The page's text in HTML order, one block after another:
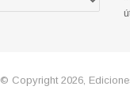
© Copyright 2026,